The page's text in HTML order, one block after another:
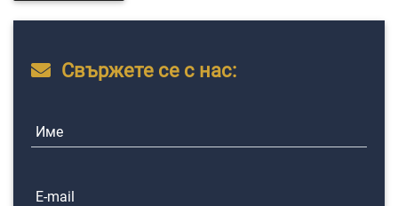
Свържете се с нас:
Име
E-mail